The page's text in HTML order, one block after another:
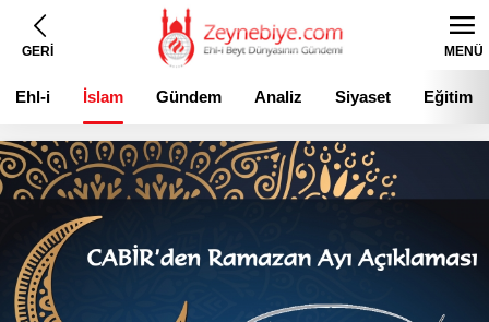
GERİ MENÜ
Ehl-i
Beyt
İslam Gündem Analiz Siyaset Eğitim